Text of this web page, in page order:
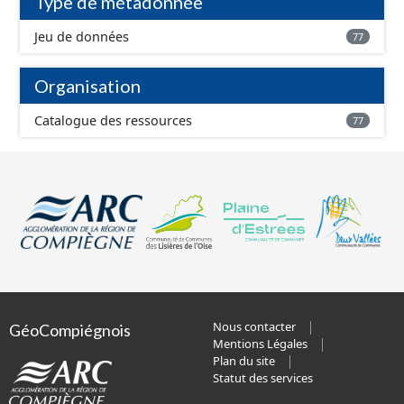
chemin, piste cyclables, ...) ainsi que les modes doux
spécifiques reliant 2 tronçons (escalier, voie piétonne
spécifique...).
Jeu de données 77
Organisation
Catalogue des ressources 77
GéoCompiégnois
Nous contacter
Mentions Légales
Plan du site
Statut des services